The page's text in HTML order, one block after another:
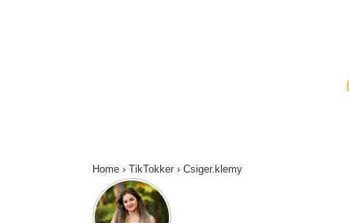
Home › TikTokker › Csiger.klemy